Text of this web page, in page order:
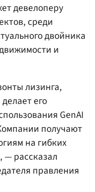
девелоперу
среди
двойника
и
лизинга,
его
GenAI
получают
на гибких
— рассказал
правления